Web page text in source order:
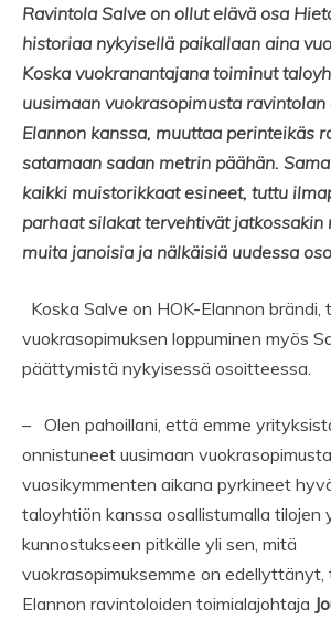
Ravintola Salve on ollut elävä osa
historiaa nykyisellä paikallaan aina
Koska vuokranantajana toiminut
uusimaan vuokrasopimusta
Elannon kanssa, muuttaa perinteikäs
satamaan sadan metrin päähän.
kaikki muistorikkaat esineet, tuttu
parhaat silakat tervehtivät jatkossakin
muita janoisia ja nälkäisiä uudessa
Koska Salve on HOK-Elannon brändi,
vuokrasopimuksen loppuminen myös
päättymistä nykyisessä osoitteessa.
– Olen pahoillani, että emme
onnistuneet uusimaan
vuosikymmenten aikana pyrkineet
taloyhtiön kanssa osallistumalla tilojen
kunnostukseen pitkälle yli sen, mitä
vuokrasopimuksemme on
Elannon ravintoloiden toimialajohtaja